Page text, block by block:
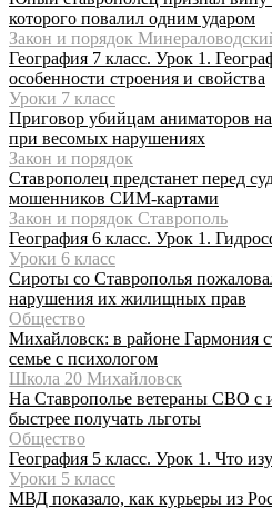
которого повалил одним ударом
Закон и порядок
География 7 класс. Урок 1.
особенности строения и свойства
Уроки 7 класс
Приговор убийцам аниматоров
при весомых нарушениях
Закон и порядок
Ставрополец предстанет перед
мошенников СИМ-картами
Закон и порядок Ставрополь
География 6 класс. Урок 1.
Уроки 6 класс
Сироты со Ставрополья
нарушения их жилищных прав
Общество
Михайловск: в районе Гармония
семье с психологом
Школа 20 Михайловск
На Ставрополье ветераны СВО с
быстрее получать льготы
Общество
География 5 класс. Урок 1. Что
Уроки 5 класс
МВД показало, как курьеры из